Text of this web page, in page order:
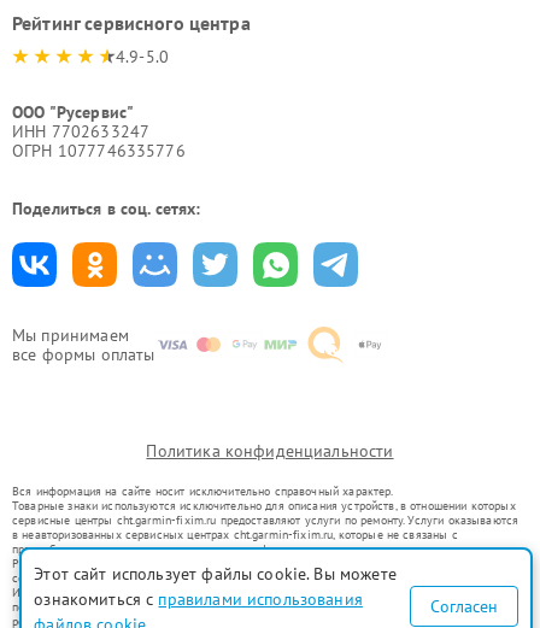
Мы принимаем
все формы оплаты
Рейтинг сервисного центра
4.9-5.0
ООО "Русервис"
ИНН 7702633247
ОГРН 1077746335776
Поделиться в соц. сетях:
Политика конфиденциальности
Вся информация на сайте носит исключительно справочный характер.
Товарные знаки используются исключительно для описания устройств, в отношении которых
сервисные центры cht.garmin-fixim.ru предоставляют услуги по ремонту. Услуги оказываются
в неавторизованных сервисных центрах cht.garmin-fixim.ru, которые не связаны с
правообладателями товарных знаков или их официальными представителями.
Ремонт осуществляется для устройств, уже введенных в гражданский оборот в соответствии
со статьей 1487 ГК РФ.
Использование товарных знаков не преследует цели индивидуализации услуг или введения
потребителей в заблуждение, а служит для информирования о предоставляемых услугах по
ремонту техники указанных брендов.
Этот сайт использует файлы cookie. Вы можете
ознакомиться с правилами использования
Согласен